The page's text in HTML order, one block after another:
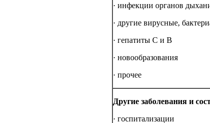
· ин­фек­ции ор­га­нов
· дру­гие ви­рус­ные,
· ге­па­ти­ты C и B
· но­во­об­ра­зо­ва­ния
· про­чее
Дру­гие за­бо­ле­ва­ния и
· гос­пи­та­ли­за­ции